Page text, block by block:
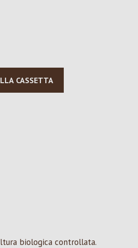
CASSETTA
biologica controllata.